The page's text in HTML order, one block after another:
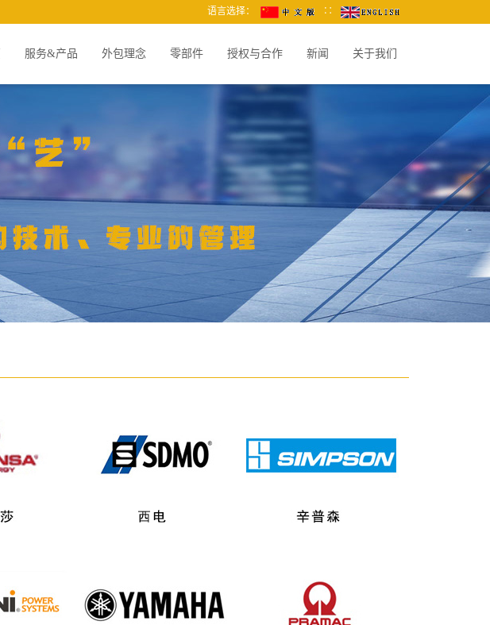
语言选择： ∷
服务&产品 外包理念 零部件 授权与合作 新闻 关于我们